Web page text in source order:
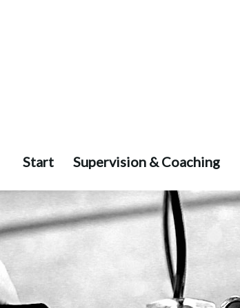
Start Supervision & Coaching